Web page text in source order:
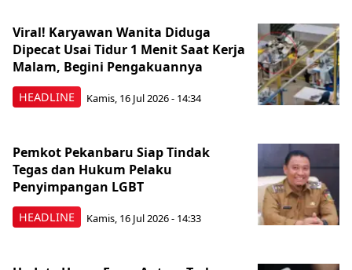
HEADLINE
Viral! Karyawan Wanita Diduga
Dipecat Usai Tidur 1 Menit Saat Kerja
Malam, Begini Pengakuannya
Kamis, 16 Jul 2026 - 14:34
HEADLINE
Pemkot Pekanbaru Siap Tindak
Tegas dan Hukum Pelaku
Penyimpangan LGBT
Kamis, 16 Jul 2026 - 14:33